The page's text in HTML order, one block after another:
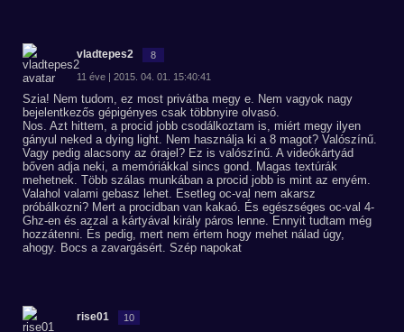
vladtepes2 8
11 éve | 2015. 04. 01. 15:40:41
Szia! Nem tudom, ez most privátba megy e. Nem vagyok nagy
bejelentkezős gépigényes csak többnyire olvasó.
Nos. Azt hittem, a procid jobb csodálkoztam is, miért megy ilyen
gányul neked a dying light. Nem használja ki a 8 magot? Valószínű.
Vagy pedig alacsony az órajel? Ez is valószínű. A videókártyád
bőven adja neki, a memóriákkal sincs gond. Magas textúrák
mehetnek. Több szálas munkában a procid jobb is mint az enyém.
Valahol valami gebasz lehet. Esetleg oc-val nem akarsz
próbálkozni? Mert a procidban van kakaó. És egészséges oc-val 4-
Ghz-en és azzal a kártyával király páros lenne. Ennyit tudtam még
hozzátenni. És pedig, mert nem értem hogy mehet nálad úgy,
ahogy. Bocs a zavargásért. Szép napokat
rise01 10